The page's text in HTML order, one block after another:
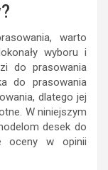
warto
wyboru i
do prasowania
do prasowania
dlatego jej
W niniejszym
desek do
oceny w opinii